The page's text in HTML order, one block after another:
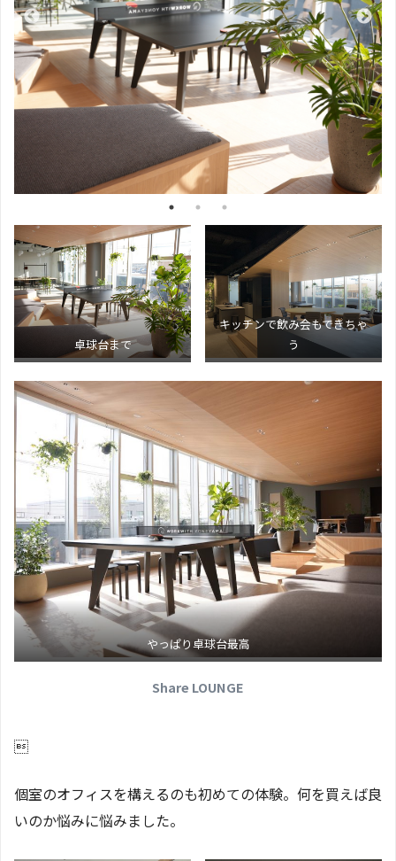
卓球台まで
キッチンで飲み会もできちゃ
う
やっぱり卓球台最高
Share LOUNGE

個室のオフィスを構えるのも初めての体験。何を買えば良
いのか悩みに悩みました。